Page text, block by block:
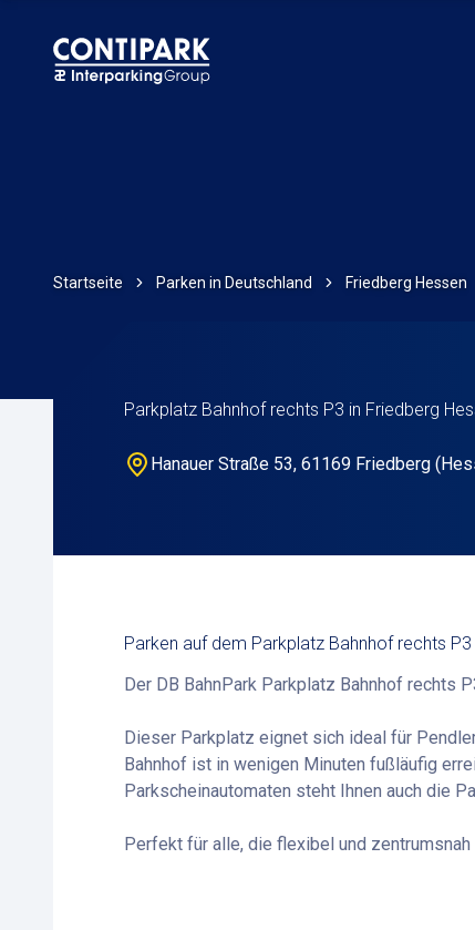
Startseite Parken in Deutschland Friedberg Hessen
Parkplatz Bahnhof rechts P3 in Friedberg
Hanauer Straße 53, 61169 Friedberg
Parken auf dem Parkplatz Bahnhof rechts P3
Der DB BahnPark Parkplatz Bahnhof rechts
Dieser Parkplatz eignet sich ideal für
Bahnhof ist in wenigen Minuten fußläufig
Parkscheinautomaten steht Ihnen auch die
Perfekt für alle, die flexibel und